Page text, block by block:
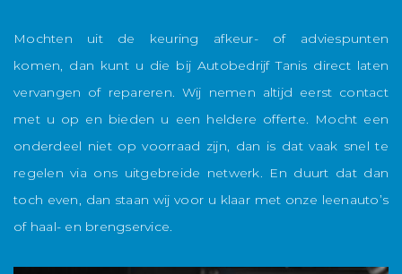
Mochten uit de keuring afkeur- of adviespunten
komen, dan kunt u die bij Autobedrijf Tanis direct laten
vervangen of repareren. Wij nemen altijd eerst contact
met u op en bieden u een heldere offerte. Mocht een
onderdeel niet op voorraad zijn, dan is dat vaak snel te
regelen via ons uitgebreide netwerk. En duurt dat dan
toch even, dan staan wij voor u klaar met onze leenauto’s
of haal- en brengservice.